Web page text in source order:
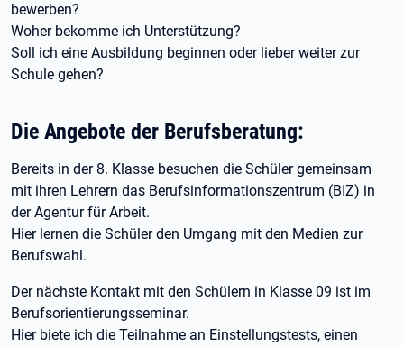
bewerben?
Woher bekomme ich Unterstützung?
Soll ich eine Ausbildung beginnen oder lieber weiter zur
Schule gehen?
Die Angebote der Berufsberatung:
Bereits in der 8. Klasse besuchen die Schüler gemeinsam
mit ihren Lehrern das Berufsinformationszentrum (BIZ) in
der Agentur für Arbeit.
Hier lernen die Schüler den Umgang mit den Medien zur
Berufswahl.
Der nächste Kontakt mit den Schülern in Klasse 09 ist im
Berufsorientierungsseminar.
Hier biete ich die Teilnahme an Einstellungstests, einen